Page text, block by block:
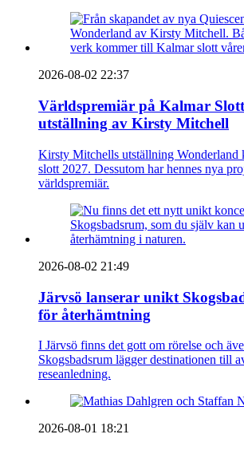
2026-08-02 22:37
Världspremiär på Kalmar
utställning av Kirsty Mitchell
Kirsty Mitchells utställning Wonderland
slott 2027. Dessutom har hennes nya
världspremiär.
2026-08-02 21:49
Järvsö lanserar unikt
för återhämtning
I Järvsö finns det gott om rörelse och
Skogsbadsrum lägger destinationen till
reseanledning.
2026-08-01 18:21